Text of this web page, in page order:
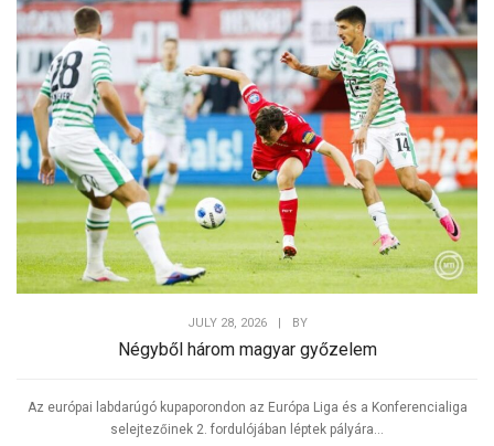
JULY 28, 2026 | BY
Négyből három magyar győzelem
Az európai labdarúgó kupaporondon az Európa Liga és a Konferencialiga
selejtezőinek 2. fordulójában léptek pályára...